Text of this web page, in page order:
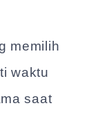
memilih
waktu
saat